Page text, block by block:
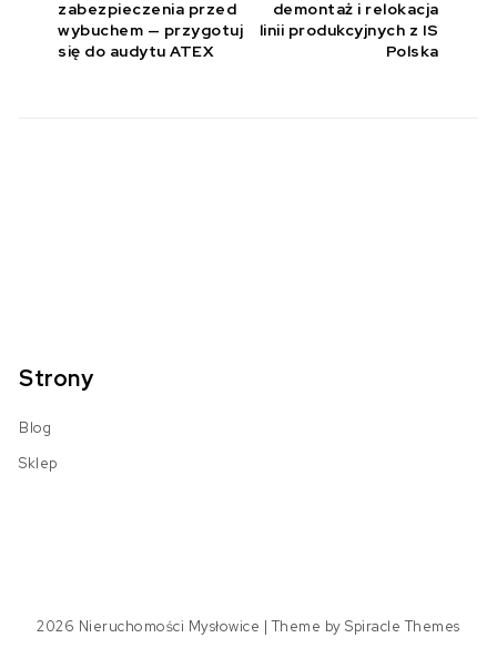
zabezpieczenia przed
wybuchem — przygotuj
się do audytu ATEX
demontaż i relokacja
linii produkcyjnych z IS
Polska
Strony
Blog
Sklep
2026 Nieruchomości Mysłowice | Theme bySpiracle Themes